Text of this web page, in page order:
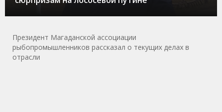
Президент Магаданской ассоциации
рыбопромышленников рассказал о текущих делах в
отрасли